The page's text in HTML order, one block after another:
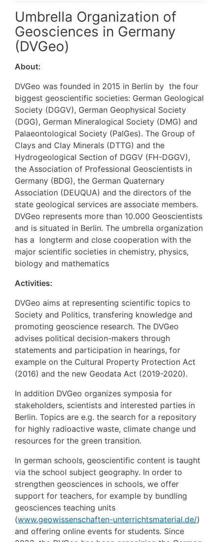
Umbrella Organization of
Geosciences in Germany
(DVGeo)
About:
DVGeo was founded in 2015 in Berlin by the four
biggest geoscientific societies: German Geological
Society (DGGV), German Geophysical Society
(DGG), German Mineralogical Society (DMG) and
Palaeontological Society (PalGes). The Group of
Clays and Clay Minerals (DTTG) and the
Hydrogeological Section of DGGV (FH-DGGV),
the Association of Professional Geoscientists in
Germany (BDG), the German Quaternary
Association (DEUQUA) and the directors of the
state geological services are associate members.
DVGeo represents more than 10.000 Geoscientists
and is situated in Berlin. The umbrella organization
has a longterm and close cooperation with the
major scientific societies in chemistry, physics,
biology and mathematics
Activities:
DVGeo aims at representing scientific topics to
Society and Politics, transfering knowledge and
promoting geoscience research. The DVGeo
advises political decision-makers through
statements and participation in hearings, for
example on the Cultural Property Protection Act
(2016) and the new Geodata Act (2019-2020).
In addition DVGeo organizes symposia for
stakeholders, scientists and interested parties in
Berlin. Topics are e.g. the search for a repository
for highly radioactive waste, climate change und
resources for the green transition.
In german schools, geoscientific content is taught
via the school subject geography. In order to
strengthen geosciences in schools, we offer
support for teachers, for example by bundling
geosciences teaching units
(www.geowissenschaften-unterrichtsmaterial.de/)
and offering online events for students. Since